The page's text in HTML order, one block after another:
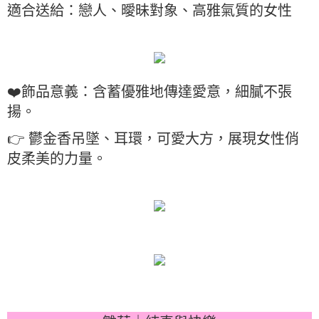
適合送給：戀人、曖昧對象、高雅氣質的女性
❤️飾品意義：含蓄優雅地傳達愛意，細膩不張
揚。
👉 鬱金香吊墜、耳環，可愛大方，展現女性俏
皮柔美的力量。